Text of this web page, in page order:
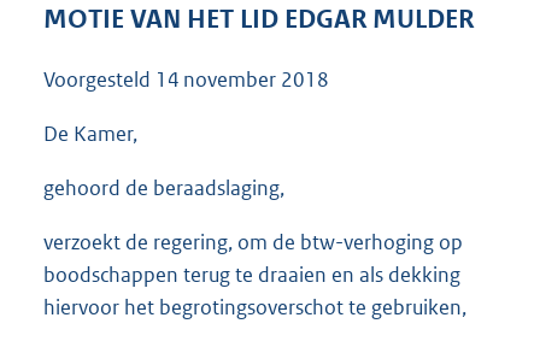
3
b
MOTIE VAN HET LID EDGAR MULDER
Voorgesteld 14 november 2018
De Kamer,
gehoord de beraadslaging,
verzoekt de regering, om de btw-verhoging op
boodschappen terug te draaien en als dekking
hiervoor het begrotingsoverschot te gebruiken,